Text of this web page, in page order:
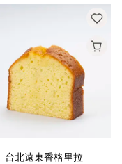
台北遠東香格里拉